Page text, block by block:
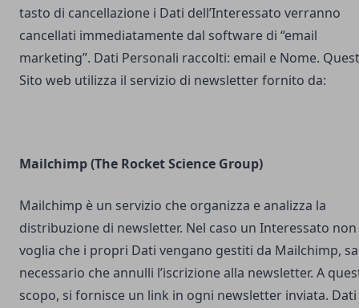
tasto di cancellazione i Dati dell’Interessato verranno
cancellati immediatamente dal software di “email
marketing”. Dati Personali raccolti: email e Nome.
Sito web utilizza il servizio di newsletter fornito da:
Mailchimp (The Rocket Science Group)
Mailchimp è un servizio che organizza e analizza la
distribuzione di newsletter. Nel caso un Interessato non
voglia che i propri Dati vengano gestiti da Mailchimp,
necessario che annulli l’iscrizione alla newsletter. A
scopo, si fornisce un link in ogni newsletter inviata. Dati